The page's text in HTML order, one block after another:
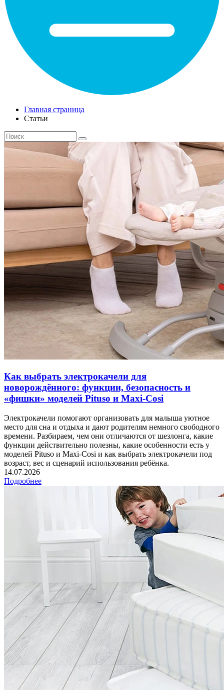
Главная страница
Статьи
Как выбрать электрокачели для
новорождённого: функции, безопасность и
«фишки» моделей Pituso и Maxi-Cosi
Электрокачели помогают организовать для малыша уютное
место для сна и отдыха и дают родителям немного свободного
времени. Разбираем, чем они отличаются от шезлонга, какие
функции действительно полезны, какие особенности есть у
моделей Pituso и Maxi‑Cosi и как выбрать электрокачели под
возраст, вес и сценарий использования ребёнка.
14.07.2026
Подробнее